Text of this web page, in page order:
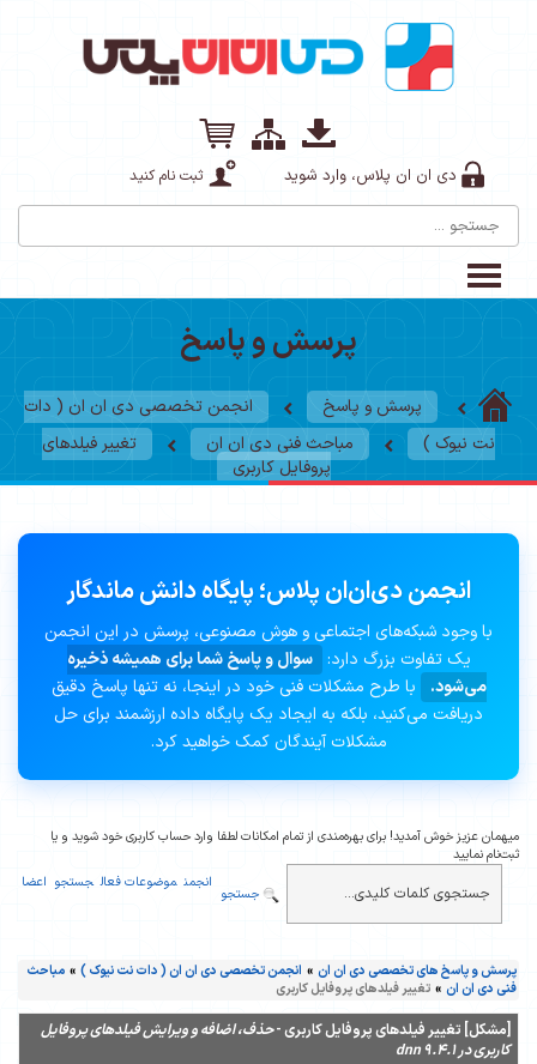
دی ان ان پلاس، وارد شوید ثبت نام کنید
پرسش و پاسخ
پرسش و پاسخ
انجمن تخصصی دی ان ان ( دات
نت نیوک )
مباحث فنی دی ان ان
تغییر فیلدهای
پروفایل کاربری
انجمن دی‌ان‌ان پلاس؛ پایگاه دانش ماندگار
با وجود شبکه‌های اجتماعی و هوش مصنوعی، پرسش در این انجمن
یک تفاوت بزرگ دارد: سوال و پاسخ شما برای همیشه ذخیره
می‌شود.
با طرح مشکلات فنی خود در اینجا، نه تنها پاسخ دقیق
دریافت می‌کنید، بلکه به ایجاد یک پایگاه داده ارزشمند برای حل
مشکلات آیندگان کمک خواهید کرد.
میهمان عزیز خوش آمدید! برای بهره‌مندی از تمام امکانات لطفا وارد حساب کاربری خود شوید و یا
ثبت‌نام نمایید
انجمن موضوعات فعال جستجو اعضا
جستجو
پرسش و پاسخ های تخصصی دی ان ان » انجمن تخصصی دی ان ان ( دات نت نیوک ) » مباحث
فنی دی ان ان » تغییر فیلدهای پروفایل کاربری
[مشکل] تغییر فیلدهای پروفایل کاربری -حذف، اضافه و ویرایش فیلدهای پروفایل
کاربری در dnn 9.4.1